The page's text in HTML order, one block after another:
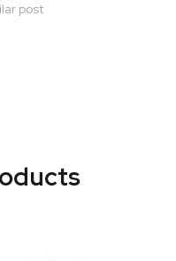
post